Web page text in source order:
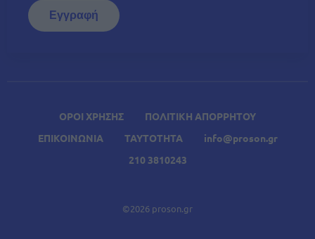
ΟΡΟΙ ΧΡΗΣΗΣ
ΠΟΛΙΤΙΚΗ ΑΠΟΡΡΗΤΟΥ
ΕΠΙΚΟΙΝΩΝΙΑ
ΤΑΥΤΟΤΗΤΑ
info@proson.gr
210 3810243
©2026 proson.gr